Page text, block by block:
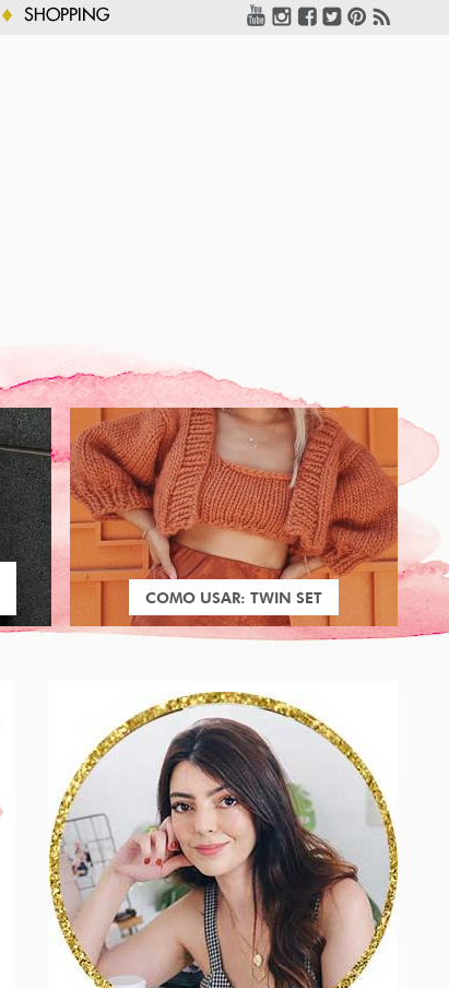
SHOPPING
COMO USAR: TWIN SET